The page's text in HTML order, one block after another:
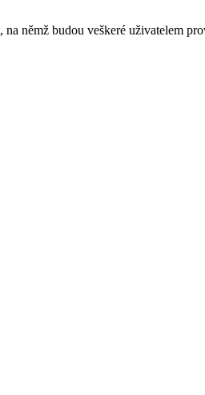
němž budou veškeré uživatelem